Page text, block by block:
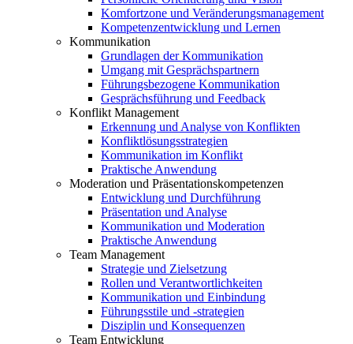
Komfortzone und Veränderungsmanagement
Kompetenzentwicklung und Lernen
Kommunikation
Grundlagen der Kommunikation
Umgang mit Gesprächspartnern
Führungsbezogene Kommunikation
Gesprächsführung und Feedback
Konflikt Management
Erkennung und Analyse von Konflikten
Konfliktlösungsstrategien
Kommunikation im Konflikt
Praktische Anwendung
Moderation und Präsentationskompetenzen
Entwicklung und Durchführung
Präsentation und Analyse
Kommunikation und Moderation
Praktische Anwendung
Team Management
Strategie und Zielsetzung
Rollen und Verantwortlichkeiten
Kommunikation und Einbindung
Führungsstile und -strategien
Disziplin und Konsequenzen
Team Entwicklung